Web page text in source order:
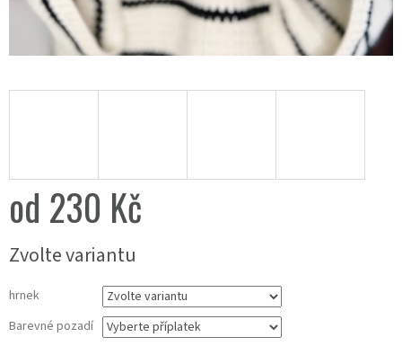
od 230 Kč
cena:
Zvolte variantu
hrnek
Barevné pozadí